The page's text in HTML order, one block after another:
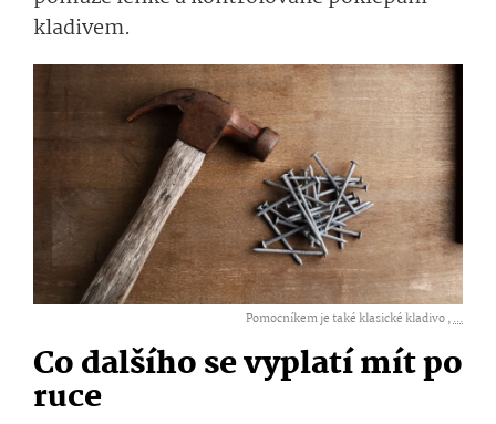
kladivem.
Pomocníkem je také klasické kladivo ,...
Co dalšího se vyplatí mít po
ruce